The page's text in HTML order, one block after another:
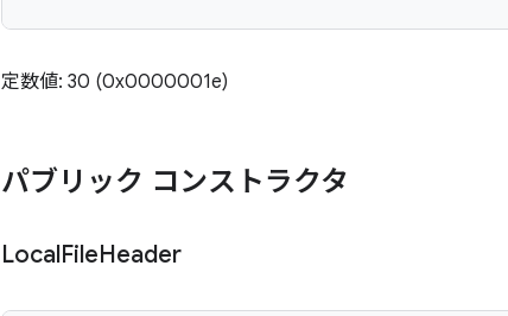
定数値: 30 (0x0000001e)
パブリック コンストラクタ
LocalFileHeader